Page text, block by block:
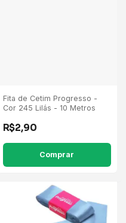
Fita de Cetim Progresso -
Cor 245 Lilás - 10 Metros
R$2,90
Comprar